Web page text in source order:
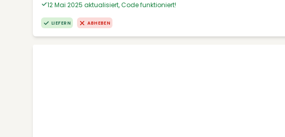
12 Mai 2025 aktualisiert, Code funktioniert!
LIEFERN ABHEBEN